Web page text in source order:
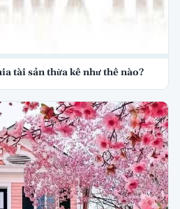
tài sản thừa kế như thế nào?